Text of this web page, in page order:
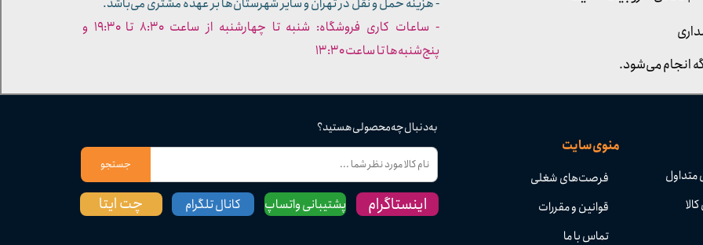
منوی سایت
فرصت‌های شغلی
قوانین و مقررات
تماس با ما
به دنبال چه محصولی هستید؟
جستجو
پشتیبانی واتساپ چت ایتا کانال تلگرام اینستاگرام
- ساعات کاری فروشگاه: شنبه تا چهارشنبه از ساعت ۸:۳۰ تا ۱۹:۳۰ و
پنج‌شنبه‌ها تا ساعت ۱۳:۳۰​​​​​​​
انجام می‌شود.